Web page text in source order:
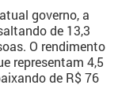
governo, a
de 13,3
O rendimento
representam 4,5
de R$ 76